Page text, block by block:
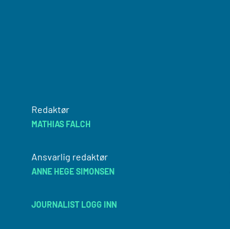
Redaktør
MATHIAS FALCH
Ansvarlig redaktør
ANNE HEGE SIMONSEN
JOURNALIST LOGG INN